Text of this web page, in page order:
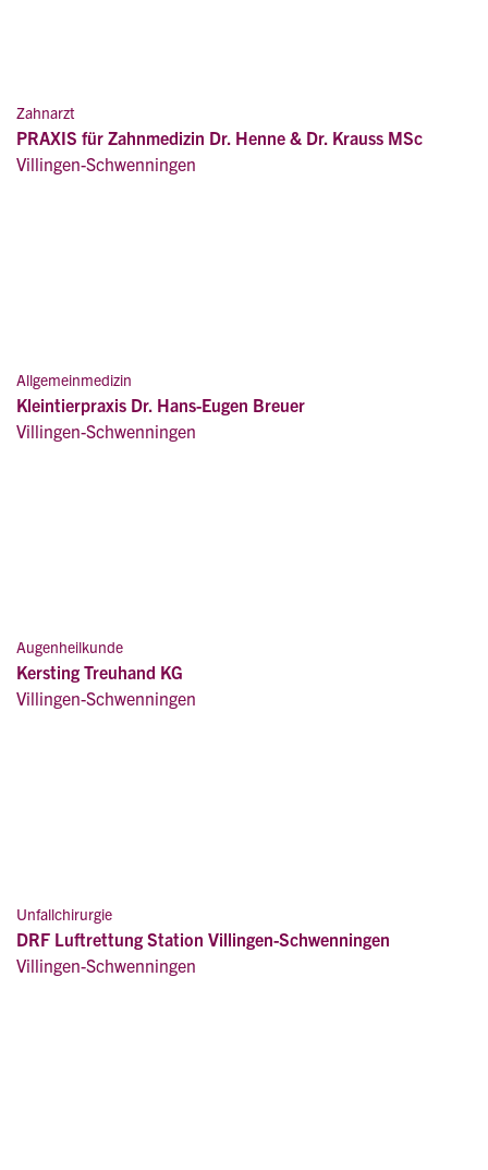
Zahnarzt
PRAXIS für Zahnmedizin Dr. Henne & Dr. Krauss MSc
Villingen-Schwenningen
Allgemeinmedizin
Kleintierpraxis Dr. Hans-Eugen Breuer
Villingen-Schwenningen
Augenheilkunde
Kersting Treuhand KG
Villingen-Schwenningen
Unfallchirurgie
DRF Luftrettung Station Villingen-Schwenningen
Villingen-Schwenningen